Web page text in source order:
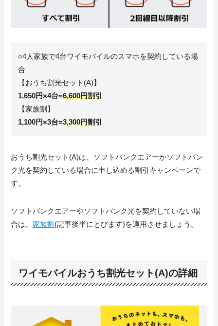
○4人家族で4台ワイモバイルのスマホを契約している場
合
【おうち割光セット(A)】
1,650円×4台=6,600円割引
【家族割】
1,100円×3台=3,300円割引
おうち割光セット(A)は、ソフトバンクエアーかソフトバン
ク光を契約している場合に申し込める割引キャンペーンで
す。
ソフトバンクエアーやソフトバンク光を契約していない場
合は、 家族割 (記事後半にとびます)を適用させましょう。
ワイモバイルおうち割光セット(A)の詳細